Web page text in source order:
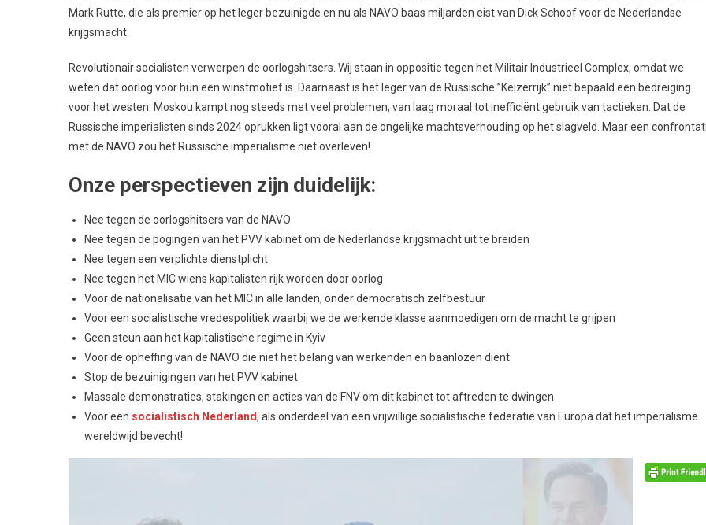
Mark Rutte, die als premier op het leger bezuinigde en nu als NAVO baas miljarden eist van Dick Schoof voor de Nederlandse
krijgsmacht.
Revolutionair socialisten verwerpen de oorlogshitsers. Wij staan in oppositie tegen het Militair Industrieel Complex, omdat we
weten dat oorlog voor hun een winstmotief is. Daarnaast is het leger van de Russische ’’Keizerrijk’’ niet bepaald een bedreiging
voor het westen. Moskou kampt nog steeds met veel problemen, van laag moraal tot inefficiënt gebruik van tactieken. Dat de
Russische imperialisten sinds 2024 oprukken ligt vooral aan de ongelijke machtsverhouding op het slagveld. Maar een
met de NAVO zou het Russische imperialisme niet overleven!
Onze perspectieven zijn duidelijk:
Nee tegen de oorlogshitsers van de NAVO
Nee tegen de pogingen van het PVV kabinet om de Nederlandse krijgsmacht uit te breiden
Nee tegen een verplichte dienstplicht
Nee tegen het MIC wiens kapitalisten rijk worden door oorlog
Voor de nationalisatie van het MIC in alle landen, onder democratisch zelfbestuur
Voor een socialistische vredespolitiek waarbij we de werkende klasse aanmoedigen om de macht te grijpen
Geen steun aan het kapitalistische regime in Kyiv
Voor de opheffing van de NAVO die niet het belang van werkenden en baanlozen dient
Stop de bezuinigingen van het PVV kabinet
Massale demonstraties, stakingen en acties van de FNV om dit kabinet tot aftreden te dwingen
Voor een socialistisch Nederland, als onderdeel van een vrijwillige socialistische federatie van Europa dat het imperialisme
wereldwijd bevecht!